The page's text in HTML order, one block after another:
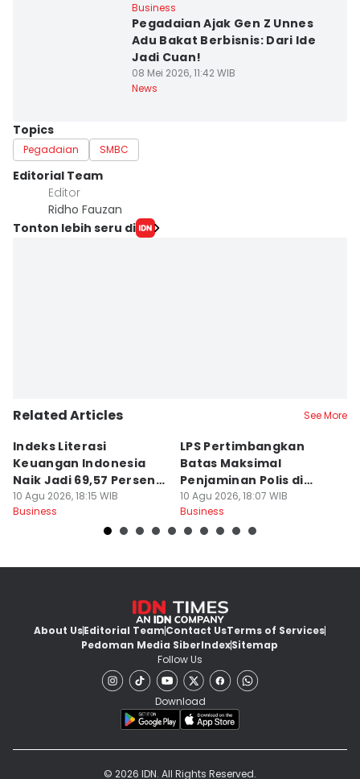
Business
Pegadaian Ajak Gen Z Unnes
Adu Bakat Berbisnis: Dari Ide
Jadi Cuan!
08 Mei 2026, 11:42 WIB
News
Topics
Pegadaian SMBC
Editorial Team
Editor
Ridho Fauzan
Tonton lebih seru di
Related Articles See More
Indeks Literasi
Keuangan Indonesia
Naik Jadi 69,57 Persen di
2026
10 Agu 2026, 18:15 WIB
Business
LPS Pertimbangkan
Batas Maksimal
Penjaminan Polis di
Angka Rp500 Juta
10 Agu 2026, 18:07 WIB
Business
About UsEditorial TeamContact UsTerms of Services
Pedoman Media SiberIndexSitemap
Follow Us
Download
© 2026 IDN. All Rights Reserved.